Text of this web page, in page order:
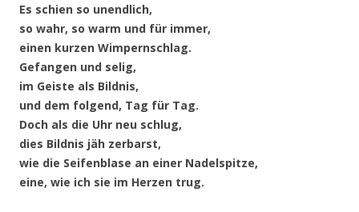
Es schien so unendlich,
so wahr, so warm und für immer,
einen kurzen Wimpernschlag.
Gefangen und selig,
im Geiste als Bildnis,
und dem folgend, Tag für Tag.
Doch als die Uhr neu schlug,
dies Bildnis jäh zerbarst,
wie die Seifenblase an einer Nadelspitze,
eine, wie ich sie im Herzen trug.